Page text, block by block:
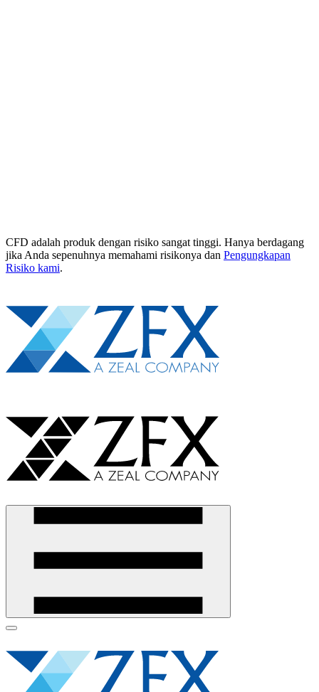
CFD adalah produk dengan risiko sangat tinggi. Hanya berdagang
jika Anda sepenuhnya memahami risikonya dan Pengungkapan
Risiko kami.